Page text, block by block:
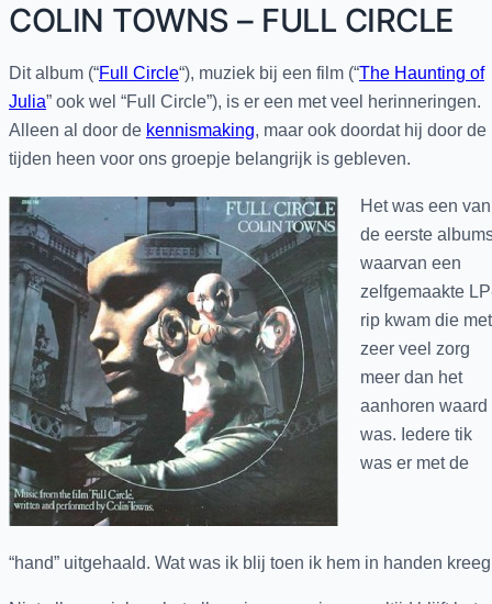
COLIN TOWNS – FULL CIRCLE
Dit album (“Full Circle“), muziek bij een film (“The Haunting of
Julia” ook wel “Full Circle”), is er een met veel herinneringen.
Alleen al door de kennismaking, maar ook doordat hij door de
tijden heen voor ons groepje belangrijk is gebleven.
Het was een van
de eerste
waarvan een
zelfgemaakte
rip kwam die met
zeer veel zorg
meer dan het
aanhoren waard
was. Iedere tik
was er met de
“hand” uitgehaald. Wat was ik blij toen ik hem in handen